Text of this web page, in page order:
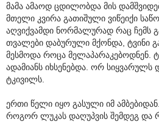
მამა ამაოდ ცდილობდა მის
მთელი კვირა გათიშული ვიწეიქი
აღვიქვამდი ნორმალურად რაც ჩემს
თვალები დაბურული მქონდა, ტვინი
მესმოდა როცა
ადამიანს იხსენებდა. ორ სიყვარულს
ტკივილს.
ერთი წელი იყო გასული იმ
როგორ ლუკას დაღუპვის შემდეგ და